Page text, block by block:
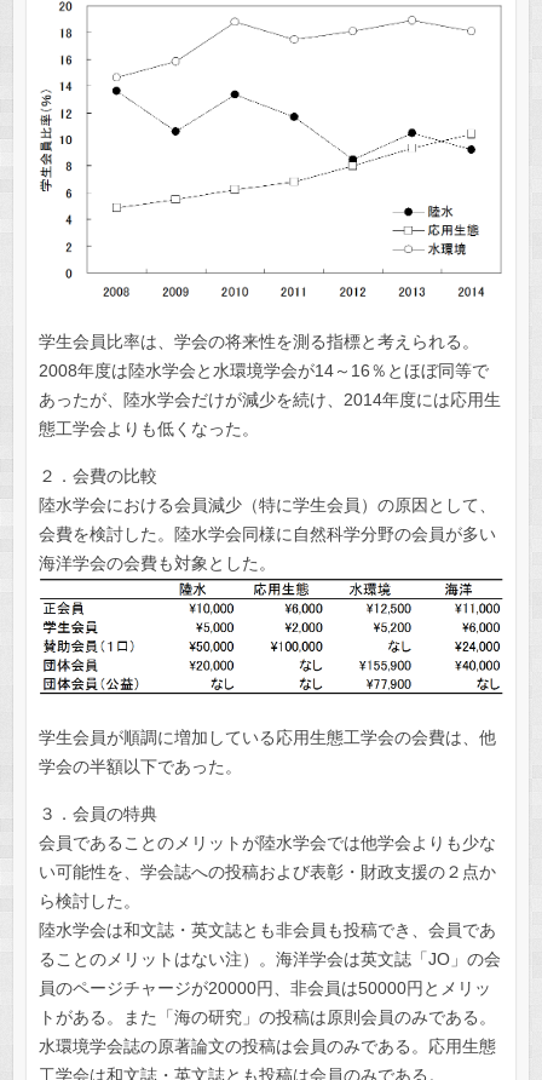
学生会員比率は、学会の将来性を測る指標と考えられる。
2008年度は陸水学会と水環境学会が14～16％とほぼ同等で
あったが、陸水学会だけが減少を続け、2014年度には応用生
態工学会よりも低くなった。
２．会費の比較
陸水学会における会員減少（特に学生会員）の原因として、
会費を検討した。陸水学会同様に自然科学分野の会員が多い
海洋学会の会費も対象とした。
学生会員が順調に増加している応用生態工学会の会費は、他
学会の半額以下であった。
３．会員の特典
会員であることのメリットが陸水学会では他学会よりも少な
い可能性を、学会誌への投稿および表彰・財政支援の２点か
ら検討した。
陸水学会は和文誌・英文誌とも非会員も投稿でき、会員であ
ることのメリットはない注）。海洋学会は英文誌「JO」の会
員のページチャージが20000円、非会員は50000円とメリッ
トがある。また「海の研究」の投稿は原則会員のみである。
水環境学会誌の原著論文の投稿は会員のみである。応用生態
工学会は和文誌・英文誌とも投稿は会員のみである。